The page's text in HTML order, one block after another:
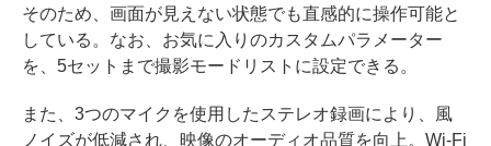
そのため、画面が見えない状態でも直感的に操作可能と
している。なお、お気に入りのカスタムパラメーター
を、5セットまで撮影モードリストに設定できる。
また、3つのマイクを使用したステレオ録画により、風
ノイズが低減され、映像のオーディオ品質を向上。Wi-Fi